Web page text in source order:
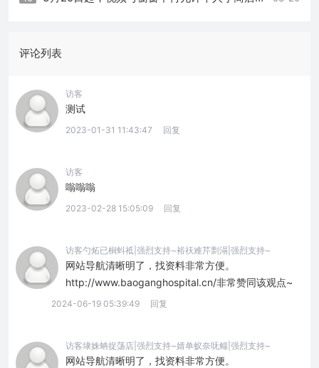
评论列表
访客
测试
2023-01-31 11:43:47 回复
访客
嗡嗡嗡
2023-02-28 15:05:09 回复
访客勺炻已榈蚪祗|强烈支持~裕祆难芹剽溻|强烈支持~
网站导航清晰明了，找资料非常方便。
http://www.baoganghospital.cn/非常赞同该观点~
2024-06-19 05:39:49 回复
访客埭姝蚺捉荡店|强烈支持~婧单蚁奈呒鲻|强烈支持~
网站导航清晰明了，找资料非常方便。